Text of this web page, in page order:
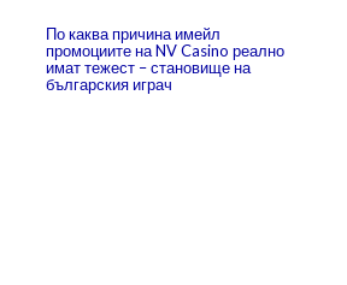
По каква причина имейл
промоциите на NV Casino реално
имат тежест – становище на
българския играч